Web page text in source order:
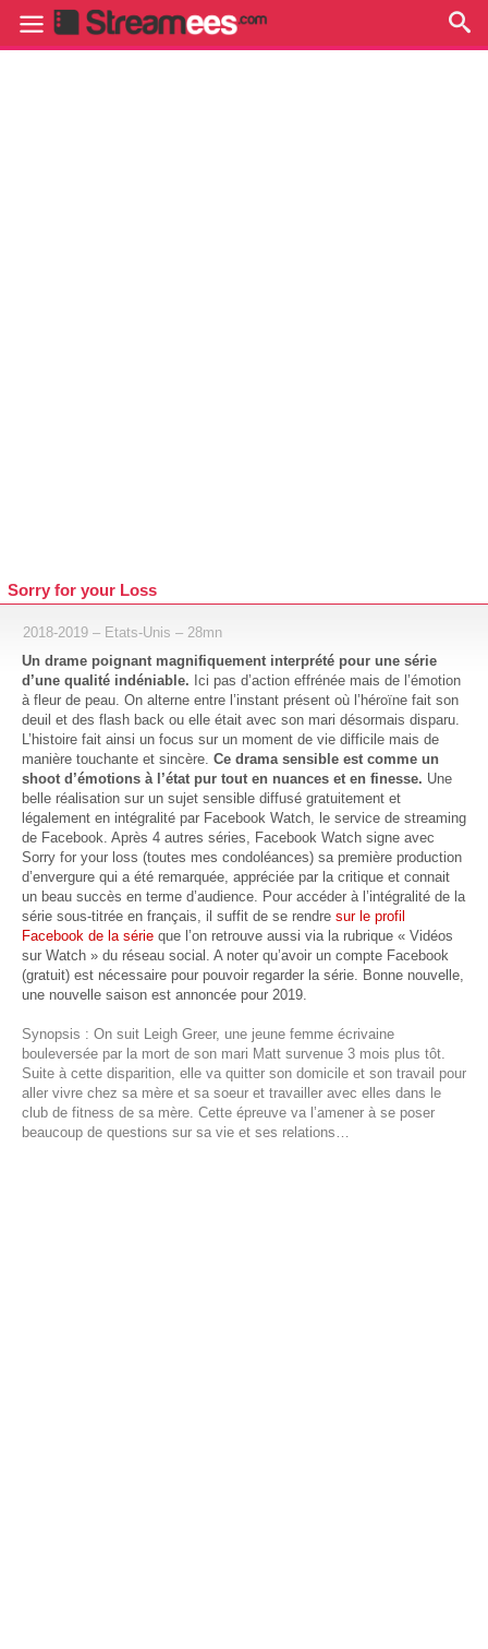
Sorry for your Loss
2018-2019 – Etats-Unis – 28mn
Un drame poignant magnifiquement interprété pour une série
d’une qualité indéniable. Ici pas d’action effrénée mais de l’émotion
à fleur de peau. On alterne entre l’instant présent où l’héroïne fait son
deuil et des flash back ou elle était avec son mari désormais disparu.
L’histoire fait ainsi un focus sur un moment de vie difficile mais de
manière touchante et sincère. Ce drama sensible est comme un
shoot d’émotions à l’état pur tout en nuances et en finesse. Une
belle réalisation sur un sujet sensible diffusé gratuitement et
légalement en intégralité par Facebook Watch, le service de streaming
de Facebook. Après 4 autres séries, Facebook Watch signe avec
Sorry for your loss (toutes mes condoléances) sa première production
d’envergure qui a été remarquée, appréciée par la critique et connait
un beau succès en terme d’audience. Pour accéder à l’intégralité de la
série sous-titrée en français, il suffit de se rendre sur le profil
Facebook de la série que l’on retrouve aussi via la rubrique « Vidéos
sur Watch » du réseau social. A noter qu’avoir un compte Facebook
(gratuit) est nécessaire pour pouvoir regarder la série. Bonne nouvelle,
une nouvelle saison est annoncée pour 2019.
Synopsis : On suit Leigh Greer, une jeune femme écrivaine
bouleversée par la mort de son mari Matt survenue 3 mois plus tôt.
Suite à cette disparition, elle va quitter son domicile et son travail pour
aller vivre chez sa mère et sa soeur et travailler avec elles dans le
club de fitness de sa mère. Cette épreuve va l’amener à se poser
beaucoup de questions sur sa vie et ses relations…